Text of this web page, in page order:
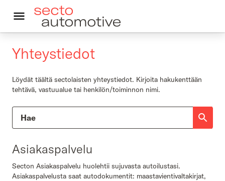
In English
Kestävä autoilu
Vastuullisuus
Asiakkaalle
Ajankohtaista
Yhteystiedot
Löydät täältä sectolaisten yhteystiedot. Kirjoita hakukenttään
tehtävä, vastuualue tai henkilön/toiminnon nimi.
Asiakaspalvelu
Secton Asiakaspalvelu huolehtii sujuvasta autoilustasi.
Asiakaspalvelusta saat autodokumentit: maastavientivaltakirjat,